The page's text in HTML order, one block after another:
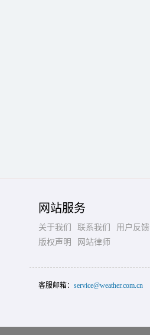
网站服务
关于我们 联系我们
用户反馈
版权声明
网站律师
客服邮箱： service@weather.com.cn